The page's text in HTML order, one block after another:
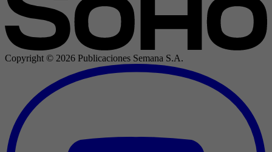
Copyright © 2026 Publicaciones Semana S.A.